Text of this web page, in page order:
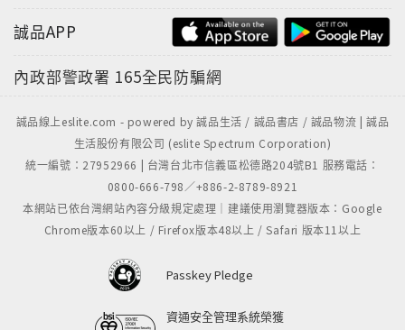
誠品APP
內政部警政署 165全民防騙網
誠品線上eslite.com - powered by 誠品生活 / 誠品書店 / 誠品物流 | 誠品
生活股份有限公司 (eslite Spectrum Corporation)
統一編號：27952966 | 台灣台北市信義區松德路204號B1 服務電話：
0800-666-798／+886-2-8789-8921
本網站已依台灣網站內容分級規定處理｜建議使用瀏覽器版本：Google
Chrome版本60以上 / Firefox版本48以上 / Safari 版本11以上
Passkey Pledge
資通安全管理系統榮獲